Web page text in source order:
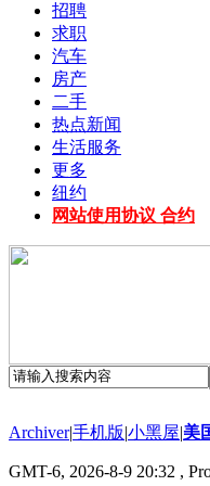
招聘
求职
汽车
房产
二手
热点新闻
生活服务
更多
纽约
网站使用协议 合约
Archiver|手机版|小黑屋|美
GMT-6, 2026-8-9 20:32 ,